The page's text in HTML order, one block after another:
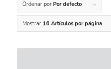
Ordenar por Por defecto
Mostrar 16 Artículos por página